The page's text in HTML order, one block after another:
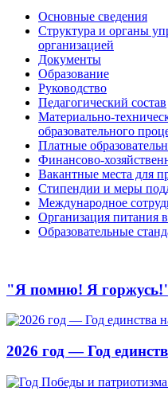
Основные сведения
Структура и органы
организацией
Документы
Образование
Руководство
Педагогический состав
Материально-
образовательного
Платные
Финансово-
Вакантные места для
Стипендии и меры
Международное
Организация питания
Образовательные
"Я помню! Я
2026 год — Год